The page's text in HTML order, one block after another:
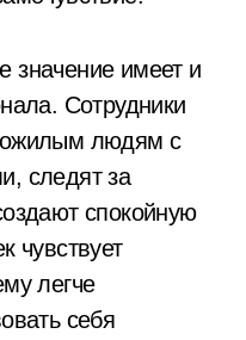
значение имеет и
Сотрудники
людям с
следят за
спокойную
чувствует
легче
себя